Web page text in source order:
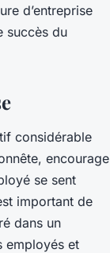
d’entreprise
succès du
considérable
encourage
se sent
important de
dans un
employés et